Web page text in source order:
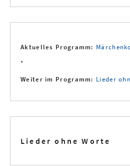
Aktuelles Programm:
*
Weiter im Programm: Lieder
Lieder ohne Worte